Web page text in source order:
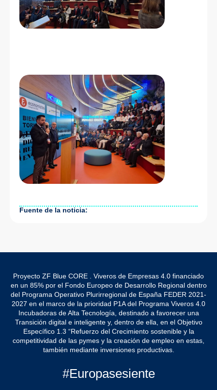
Fuente de la noticia:
Proyecto ZF Blue CORE . Viveros de Empresas 4.0 financiado
en un 85% por el Fondo Europeo de Desarrollo Regional dentro
del Programa Operativo Plurirregional de España FEDER 2021-
2027 en el marco de la prioridad P1A del Programa Viveros 4.0
Incubadoras de Alta Tecnología, destinado a favorecer una
Transición digital e inteligente y, dentro de ella, en el Objetivo
Específico 1.3 “Refuerzo del Crecimiento sostenible y la
competitividad de las pymes y la creación de empleo en estas,
también mediante inversiones productivas.
#Europasesiente